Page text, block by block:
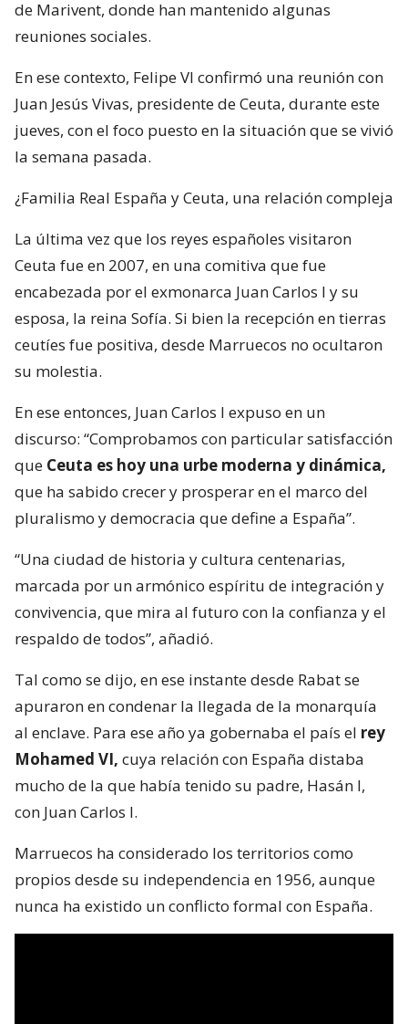
de Marivent, donde han mantenido algunas
reuniones sociales.
En ese contexto, Felipe VI confirmó una reunión con
Juan Jesús Vivas, presidente de Ceuta, durante este
jueves, con el foco puesto en la situación que se vivió
la semana pasada.
¿Familia Real España y Ceuta, una relación compleja
La última vez que los reyes españoles visitaron
Ceuta fue en 2007, en una comitiva que fue
encabezada por el exmonarca Juan Carlos I y su
esposa, la reina Sofía. Si bien la recepción en tierras
ceutíes fue positiva, desde Marruecos no ocultaron
su molestia.
En ese entonces, Juan Carlos I expuso en un
discurso: “Comprobamos con particular satisfacción
que Ceuta es hoy una urbe moderna y dinámica,
que ha sabido crecer y prosperar en el marco del
pluralismo y democracia que define a España”.
“Una ciudad de historia y cultura centenarias,
marcada por un armónico espíritu de integración y
convivencia, que mira al futuro con la confianza y el
respaldo de todos”, añadió.
Tal como se dijo, en ese instante desde Rabat se
apuraron en condenar la llegada de la monarquía
al enclave. Para ese año ya gobernaba el país el rey
Mohamed VI, cuya relación con España distaba
mucho de la que había tenido su padre, Hasán I,
con Juan Carlos I.
Marruecos ha considerado los territorios como
propios desde su independencia en 1956, aunque
nunca ha existido un conflicto formal con España.